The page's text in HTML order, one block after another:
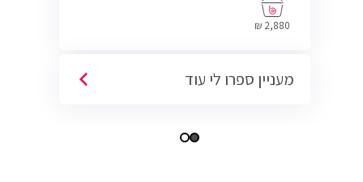
2,880 ₪
מעניין ספרו לי עוד